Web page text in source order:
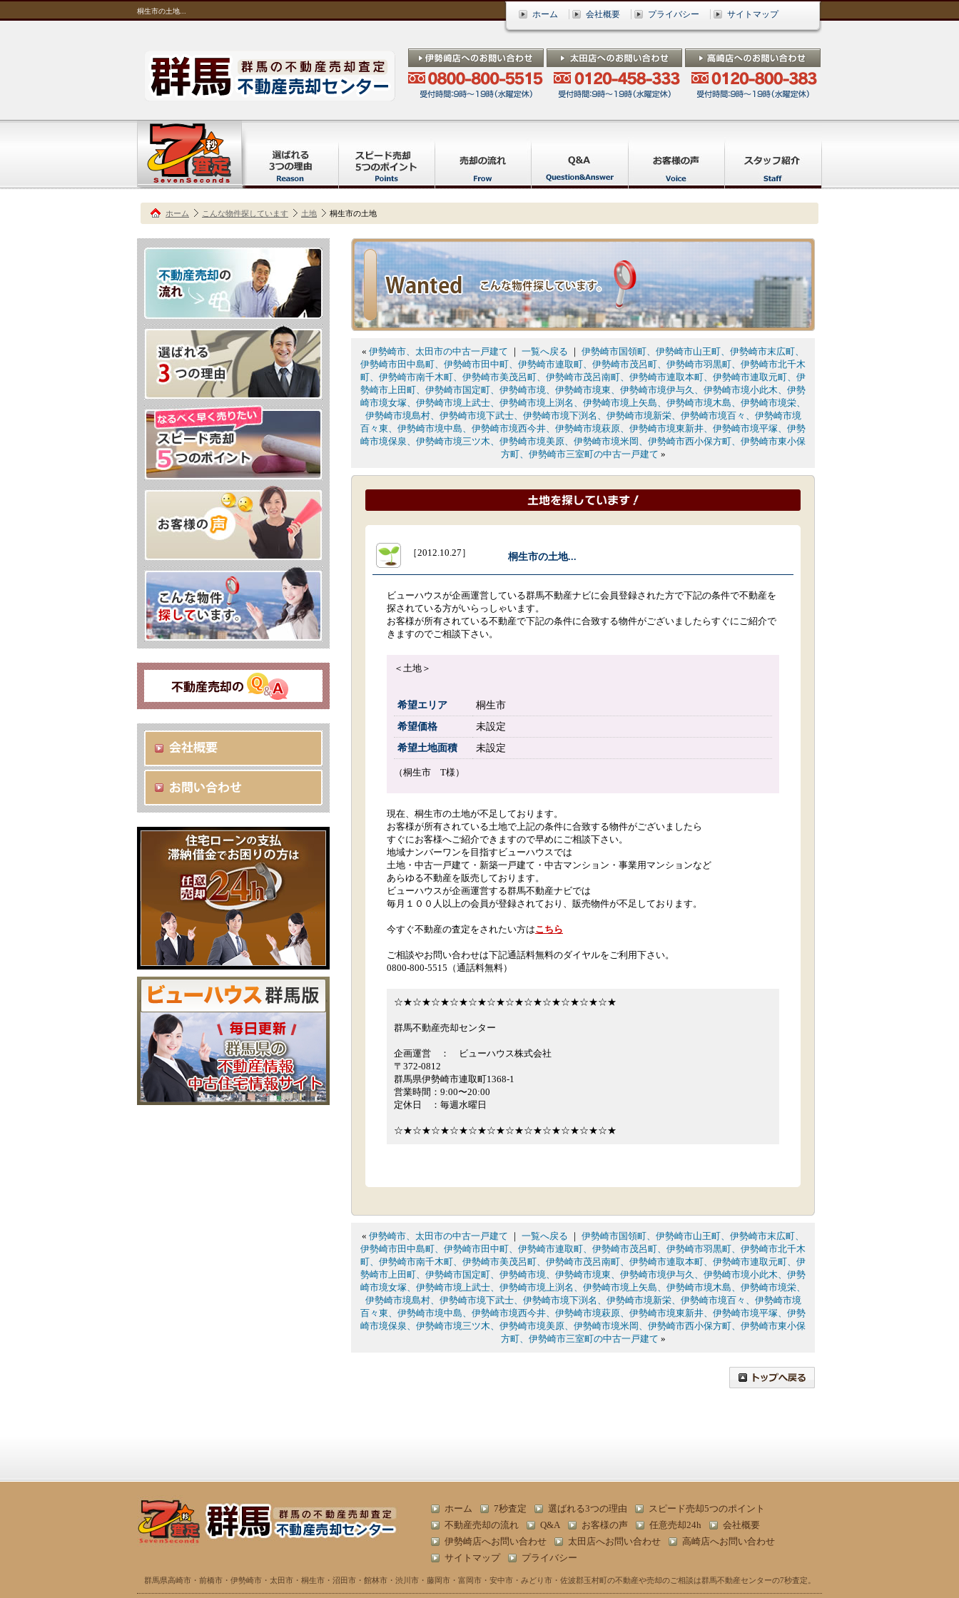
桐生市の土地... ホーム 会社概要 プライバシー サイトマップ
ホーム こんな物件探しています 土地 桐生市の土地
« 伊勢崎市、太田市の中古一戸建て ｜ 一覧へ戻る ｜ 伊勢崎市国領町、伊勢崎市山王町、伊勢崎市末広町、
伊勢崎市田中島町、伊勢崎市田中町、伊勢崎市連取町、伊勢崎市茂呂町、伊勢崎市羽黒町、伊勢崎市北千木
町、伊勢崎市南千木町、伊勢崎市美茂呂町、伊勢崎市茂呂南町、伊勢崎市連取本町、伊勢崎市連取元町、伊
勢崎市上田町、伊勢崎市国定町、伊勢崎市境、伊勢崎市境東、伊勢崎市境伊与久、伊勢崎市境小此木、伊勢
崎市境女塚、伊勢崎市境上武士、伊勢崎市境上渕名、伊勢崎市境上矢島、伊勢崎市境木島、伊勢崎市境栄、
伊勢崎市境島村、伊勢崎市境下武士、伊勢崎市境下渕名、伊勢崎市境新栄、伊勢崎市境百々、伊勢崎市境
百々東、伊勢崎市境中島、伊勢崎市境西今井、伊勢崎市境萩原、伊勢崎市境東新井、伊勢崎市境平塚、伊勢
崎市境保泉、伊勢崎市境三ツ木、伊勢崎市境美原、伊勢崎市境米岡、伊勢崎市西小保方町、伊勢崎市東小保
方町、伊勢崎市三室町の中古一戸建て »
［2012.10.27］ 桐生市の土地...
ビューハウスが企画運営している群馬不動産ナビに会員登録された方で下記の条件で不動産を
探されている方がいらっしゃいます。
お客様が所有されている不動産で下記の条件に合致する物件がございましたらすぐにご紹介で
きますのでご相談下さい。
＜土地＞
希望エリア
桐生市
希望価格
未設定
希望土地面積
未設定
（桐生市 T様）
現在、桐生市の土地が不足しております。
お客様が所有されている土地で上記の条件に合致する物件がございましたら
すぐにお客様へご紹介できますので早めにご相談下さい。
地域ナンバーワンを目指すビューハウスでは
土地・中古一戸建て・新築一戸建て・中古マンション・事業用マンションなど
あらゆる不動産を販売しております。
ビューハウスが企画運営する群馬不動産ナビでは
毎月１００人以上の会員が登録されており、販売物件が不足しております。
今すぐ不動産の査定をされたい方はこちら
ご相談やお問い合わせは下記通話料無料のダイヤルをご利用下さい。
0800-800-5515（通話料無料）
☆★☆★☆★☆★☆★☆★☆★☆★☆★☆★☆★☆★
群馬不動産売却センター
企画運営 ： ビューハウス株式会社
〒372-0812
群馬県伊勢崎市連取町1368-1
営業時間：9:00〜20:00
定休日 ：毎週水曜日
☆★☆★☆★☆★☆★☆★☆★☆★☆★☆★☆★☆★
« 伊勢崎市、太田市の中古一戸建て ｜ 一覧へ戻る ｜ 伊勢崎市国領町、伊勢崎市山王町、伊勢崎市末広町、
伊勢崎市田中島町、伊勢崎市田中町、伊勢崎市連取町、伊勢崎市茂呂町、伊勢崎市羽黒町、伊勢崎市北千木
町、伊勢崎市南千木町、伊勢崎市美茂呂町、伊勢崎市茂呂南町、伊勢崎市連取本町、伊勢崎市連取元町、伊
勢崎市上田町、伊勢崎市国定町、伊勢崎市境、伊勢崎市境東、伊勢崎市境伊与久、伊勢崎市境小此木、伊勢
崎市境女塚、伊勢崎市境上武士、伊勢崎市境上渕名、伊勢崎市境上矢島、伊勢崎市境木島、伊勢崎市境栄、
伊勢崎市境島村、伊勢崎市境下武士、伊勢崎市境下渕名、伊勢崎市境新栄、伊勢崎市境百々、伊勢崎市境
百々東、伊勢崎市境中島、伊勢崎市境西今井、伊勢崎市境萩原、伊勢崎市境東新井、伊勢崎市境平塚、伊勢
崎市境保泉、伊勢崎市境三ツ木、伊勢崎市境美原、伊勢崎市境米岡、伊勢崎市西小保方町、伊勢崎市東小保
方町、伊勢崎市三室町の中古一戸建て »
ホーム 7秒査定 選ばれる3つの理由
スピード売却5つのポイント
不動産売却の流れ
Q&A お客様の声 任意売却24h
会社概要
伊勢崎店へお問い合わせ
太田店へお問い合わせ
高崎店へお問い合わせ
サイトマップ
プライバシー
群馬県高崎市・前橋市・伊勢崎市・太田市・桐生市・沼田市・館林市・渋川市・藤岡市・富岡市・安中市・みどり市・佐波郡玉村町の不動産や売却のご相談は群馬不動産センターの7秒査定。